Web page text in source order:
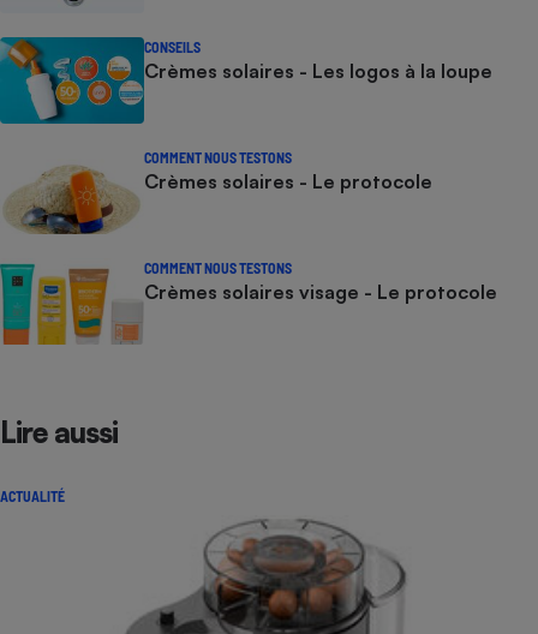
CONSEILS
Crèmes solaires - Les logos à la loupe
COMMENT NOUS TESTONS
Crèmes solaires - Le protocole
COMMENT NOUS TESTONS
Crèmes solaires visage - Le protocole
Lire aussi
ACTUALITÉ